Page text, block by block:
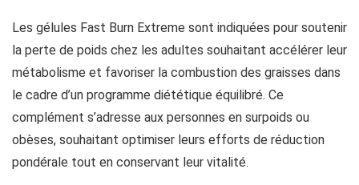
Les gélules Fast Burn Extreme sont indiquées pour soutenir
la perte de poids chez les adultes souhaitant accélérer leur
métabolisme et favoriser la combustion des graisses dans
le cadre d’un programme diététique équilibré. Ce
complément s’adresse aux personnes en surpoids ou
obèses, souhaitant optimiser leurs efforts de réduction
pondérale tout en conservant leur vitalité.